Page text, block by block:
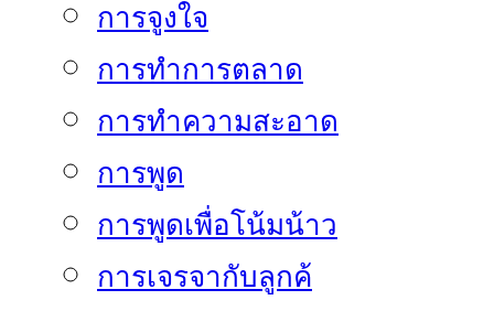
การจูงใจ
การทำการตลาด
การทำความสะอาด
การพูด
การพูดเพื่อโน้มน้าว
การเจรจากับลูกค้